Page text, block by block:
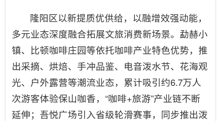
隆阳区以新提质优供给，以融增效强动能，
多元业态深度融合拓展文旅消费新场景。勐赫小
镇、比顿咖啡庄园等依托咖啡产业特色优势，推
出采摘、烘焙、手冲品鉴、电音泼水节、花海观
光、户外露营等潮流业态，累计吸引约6.7万人
次游客体验保山咖香，“咖啡+旅游”产业链不断
延伸；吾悦广场引入省级轮滑赛事，同步推出泼